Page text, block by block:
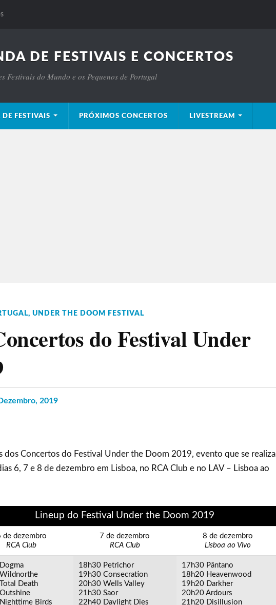
DE FESTIVAIS E CONCERTOS
Festivais do Mundo e os Pequenos de Portugal
DE FESTIVAIS PRÓXIMOS CONCERTOS LIVESTREAM
, UNDER THE DOOM FESTIVAL
do Festival Under
2019
dos Concertos do Festival Under the Doom 2019, evento que se realiza
6, 7 e 8 de dezembro em Lisboa, no RCA Club e no LAV – Lisboa ao
Lineup do Festival Under the Doom 2019
de dezembro
RCA Club
7 de dezembro
RCA Club
8 de dezembro
Lisboa ao Vivo
Death
Birds
18h30 Petrichor
19h30 Consecration
20h30 Wells Valley
21h30 Saor
22h40 Daylight Dies
17h30 Pântano
18h20 Heavenwood
19h20 Darkher
20h20 Ardours
21h20 Disillusion